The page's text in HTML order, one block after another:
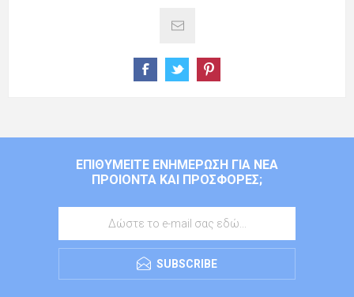
ΕΠΙΘΥΜΕΊΤΕ ΕΝΗΜΈΡΩΣΗ ΓΙΑ ΝΈΑ
ΠΡΟΙΌΝΤΑ ΚΑΙ ΠΡΟΣΦΟΡΈΣ;
SUBSCRIBE